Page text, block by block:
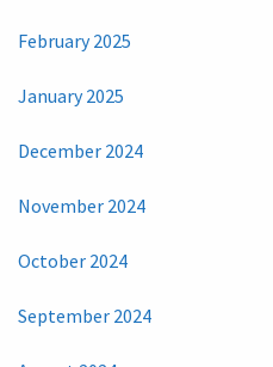
February 2025
January 2025
December 2024
November 2024
October 2024
September 2024